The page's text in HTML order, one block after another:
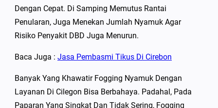
Dengan Cepat. Di Samping Memutus Rantai
Penularan, Juga Menekan Jumlah Nyamuk Agar
Risiko Penyakit DBD Juga Menurun.
Baca Juga : Jasa Pembasmi Tikus Di Cirebon
Banyak Yang Khawatir Fogging Nyamuk Dengan
Layanan Di Cilegon Bisa Berbahaya. Padahal, Pada
Paparan Yang Singkat Dan Tidak Sering, Fogging